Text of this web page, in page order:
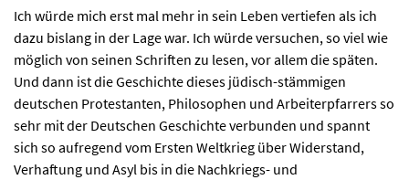
Ich würde mich erst mal mehr in sein Leben vertiefen als ich
dazu bislang in der Lage war. Ich würde versuchen, so viel wie
möglich von seinen Schriften zu lesen, vor allem die späten.
Und dann ist die Geschichte dieses jüdisch-stämmigen
deutschen Protestanten, Philosophen und Arbeiterpfarrers so
sehr mit der Deutschen Geschichte verbunden und spannt
sich so aufregend vom Ersten Weltkrieg über Widerstand,
Verhaftung und Asyl bis in die Nachkriegs- und